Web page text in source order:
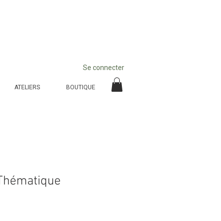
Se connecter
ATELIERS BOUTIQUE